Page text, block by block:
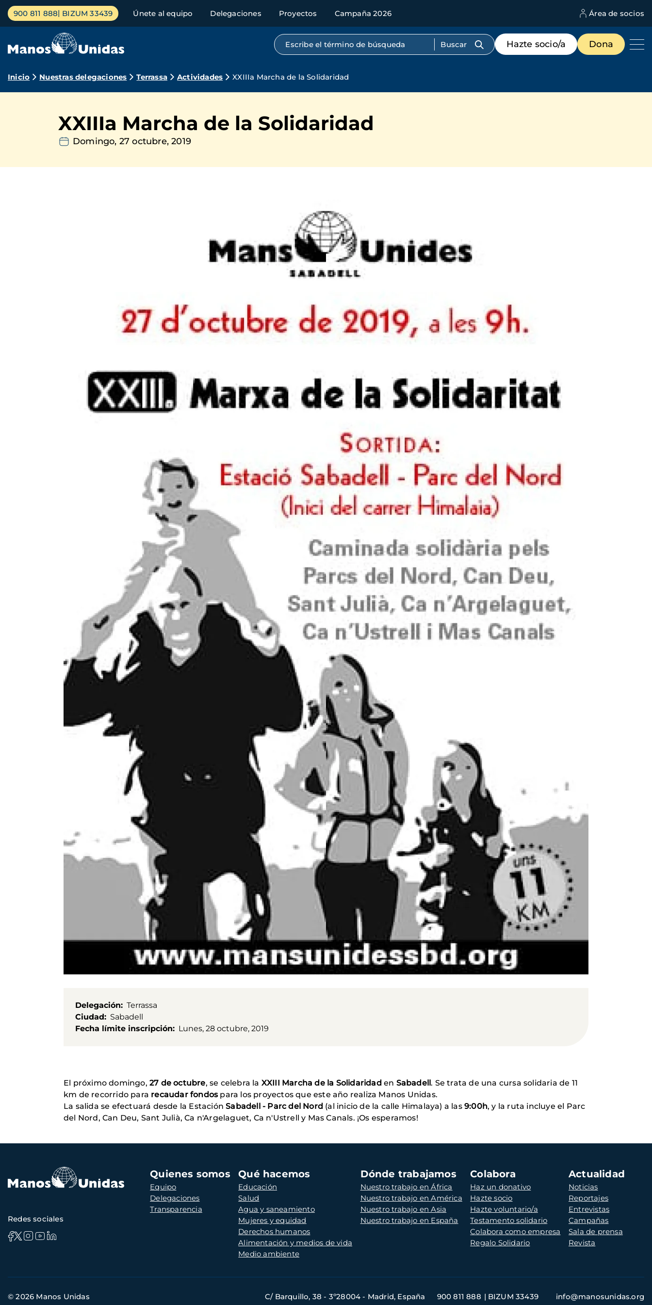
Pasar
contenido
Menú
principal
900 811 888 BIZUM 33439 Únete al equipo Delegaciones Proyectos Campaña 2026 Área de socios
Búsqueda por texto completo
Menú
de
destacados
Hazte socio/a Dona
Ruta
navegación
Inicio Nuestras delegaciones Terrassa Actividades XXIIIa Marcha de la Solidaridad
XXIIIa Marcha de la Solidaridad
Domingo, 27 octubre, 2019
Delegación
Terrassa
Ciudad
Sabadell
Fecha límite inscripción
Lunes, 28 octubre, 2019
El próximo domingo, 27 de octubre, se celebra la XXIII Marcha de la Solidaridad en Sabadell. Se trata de una cursa solidaria de 11
km de recorrido para recaudar fondos para los proyectos que este año realiza Manos Unidas.
La salida se efectuará desde la EstaciónSabadell - Parc del Nord (al inicio de la calle Himalaya) a las9:00h, y la ruta incluye el Parc
del Nord, Can Deu, Sant Julià, Ca n'Argelaguet, Ca n'Ustrell y Mas Canals. ¡Os esperamos!
Navegación
principal
Quienes somos
Equipo
Delegaciones
Transparencia
Qué hacemos
Educación
Salud
Agua y saneamiento
Mujeres y equidad
Derechos humanos
Alimentación y medios de vida
Medio ambiente
Dónde trabajamos
Nuestro trabajo en África
Nuestro trabajo en América
Nuestro trabajo en Asia
Nuestro trabajo en España
Colabora
Haz un donativo
Hazte socio
Hazte voluntario/a
Testamento solidario
Colabora como empresa
Regalo Solidario
Actualidad
Noticias
Reportajes
Entrevistas
Campañas
Sala de prensa
Revista
Redes sociales
de
© 2026 Manos Unidas C/ Barquillo, 38 - 3º28004 - Madrid, España 900 811 888 BIZUM 33439 info@manosunidas.org